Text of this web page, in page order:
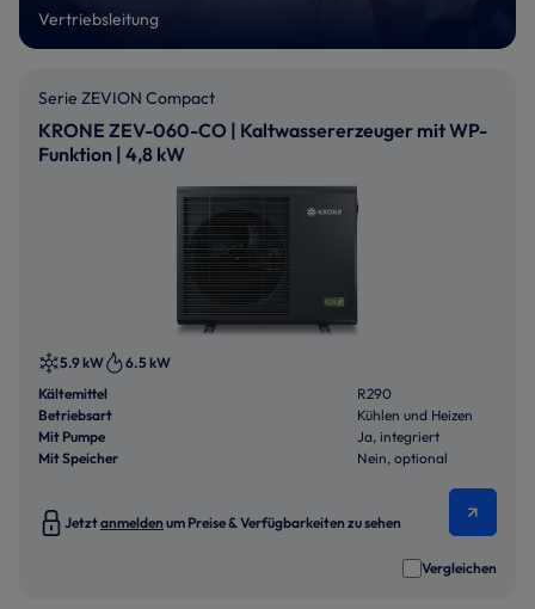
Vertriebsleitung
Serie ZEVION Compact
KRONE ZEV-060-CO | Kaltwassererzeuger mit WP-
Funktion | 4,8 kW
5.9 kW
6.5 kW
Kältemittel
R290
Betriebsart
Kühlen und Heizen
Mit Pumpe
Ja, integriert
Mit Speicher
Nein, optional
Jetztanmelden um Preise & Verfügbarkeiten zu sehen
Vergleichen